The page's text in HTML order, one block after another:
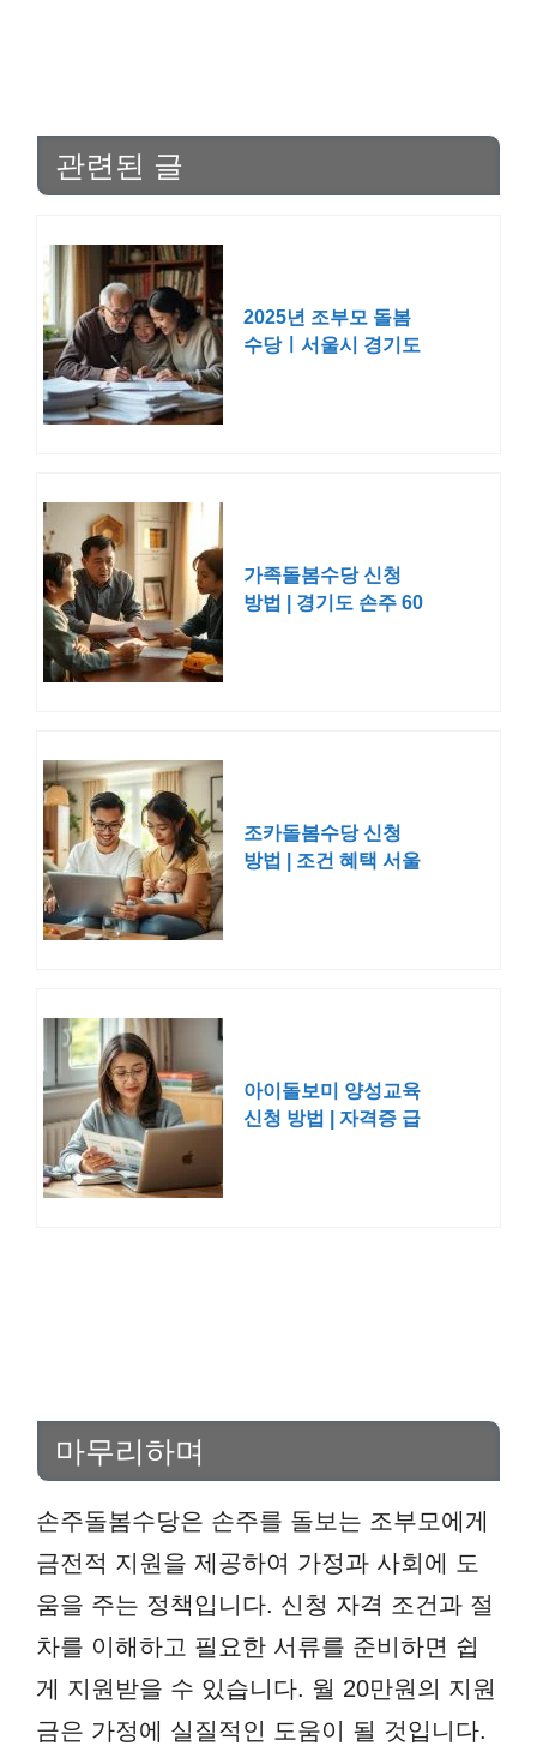
관련된 글
2025년 조부모 돌봄
수당ㅣ서울시 경기도
가족돌봄수당 신청
방법 | 경기도 손주 60
조카돌봄수당 신청
방법 | 조건 혜택 서울
아이돌보미 양성교육
신청 방법 | 자격증 급
마무리하며
손주돌봄수당은 손주를 돌보는 조부모에게
금전적 지원을 제공하여 가정과 사회에 도
움을 주는 정책입니다. 신청 자격 조건과 절
차를 이해하고 필요한 서류를 준비하면 쉽
게 지원받을 수 있습니다. 월 20만원의 지원
금은 가정에 실질적인 도움이 될 것입니다.